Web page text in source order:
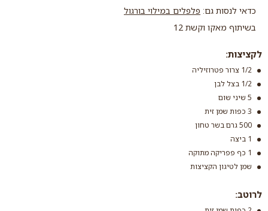
כדאי לנסות גם: פלפלים במילוי בורגול
בשיתוף מאקו וקשת 12
לקציצות:
1/2 צרור פטרוזיליה
1/2 בצל לבן
5 שיני שום
3 כפות שמן זית
500 גרם בשר טחון
1 ביצה
1 כף פפריקה מתוקה
שמן לטיגון הקציצות
לרוטב: